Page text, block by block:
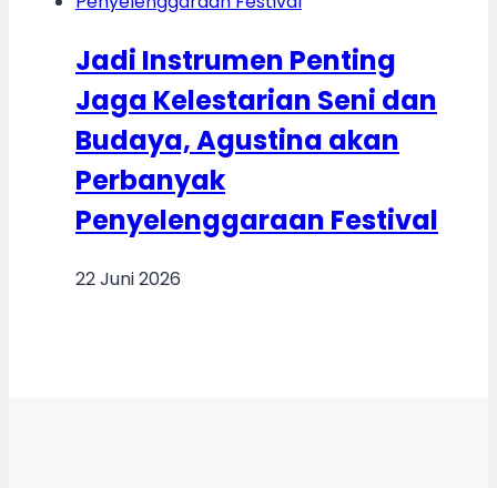
Jadi Instrumen Penting
Jaga Kelestarian Seni dan
Budaya, Agustina akan
Perbanyak
Penyelenggaraan Festival
22 Juni 2026